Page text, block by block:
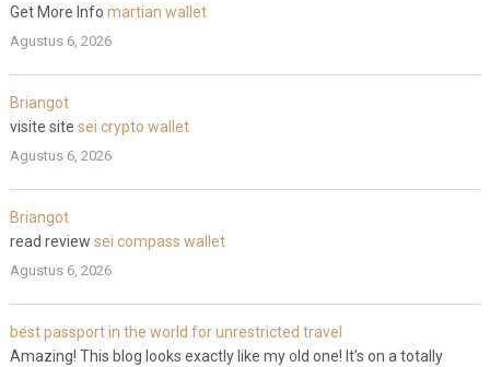
Get More Info martian wallet
Agustus 6, 2026
Briangot
visite site sei crypto wallet
Agustus 6, 2026
Briangot
read review sei compass wallet
Agustus 6, 2026
best passport in the world for unrestricted travel
Amаzing! This blog looks exactly like my ᧐ld one! It’s on a totally